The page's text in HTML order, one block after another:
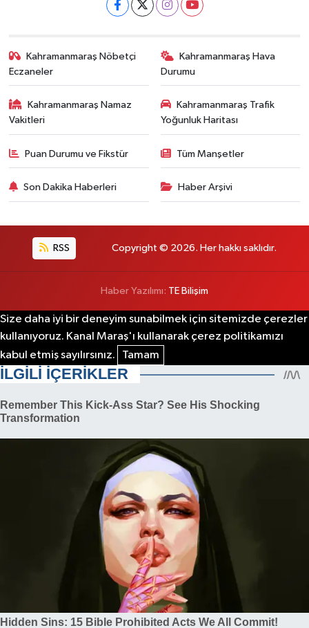
Kahramanmaraş Nöbetçi
Eczaneler
Kahramanmaraş Hava
Durumu
Kahramanmaraş Namaz
Vakitleri
Kahramanmaraş Trafik
Yoğunluk Haritası
Puan Durumu ve Fikstür Tüm Manşetler
Son Dakika Haberleri Haber Arşivi
RSS Copyright © 2026. Her hakkı saklıdır.
Haber Yazılımı: TE Bilişim
Size daha iyi bir deneyim sunabilmek için sitemizde çerezler
kullanıyoruz. Kanal Maraş'ı kullanarak çerez politikamızı
kabul etmiş sayılırsınız.
Tamam